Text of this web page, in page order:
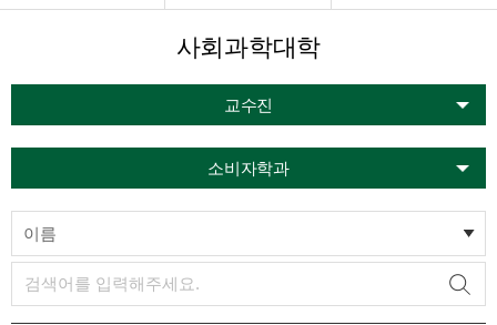
사회과학대학
교수진
소비자학과
이름